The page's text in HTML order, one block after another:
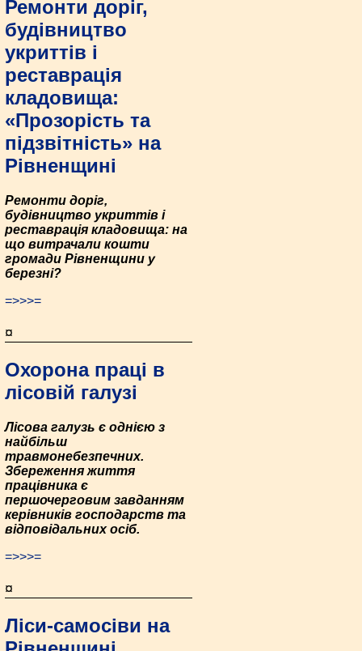
Ремонти доріг,
будівництво
укриттів і
реставрація
кладовища:
«Прозорість та
підзвітність» на
Рівненщині
Ремонти доріг,
будівництво укриттів і
реставрація кладовища: на
що витрачали кошти
громади Рівненщини у
березні?
=>>>=
¤
Охорона праці в
лісовій галузі
Лісова галузь є однією з
найбільш
травмонебезпечних.
Збереження життя
працівника є
першочерговим завданням
керівників господарств та
відповідальних осіб.
=>>>=
¤
Ліси-самосіви на